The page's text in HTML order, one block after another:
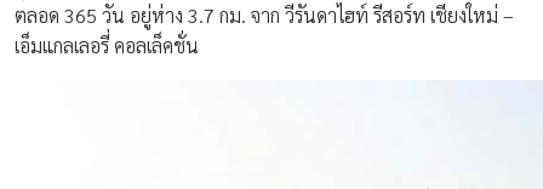
ตลอด 365 วัน อยู่ห่าง 3.7 กม. จาก วีรันดาไฮท์ รีสอร์ท เชียงใหม่ –
เอ็มแกลเลอรี่ คอลเล็คชั่น